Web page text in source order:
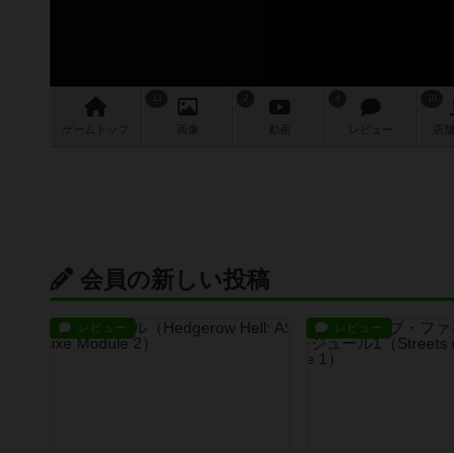
ゲーム 画像 レビュー 店舗/
会員の新しい投稿
レビュー レビュー